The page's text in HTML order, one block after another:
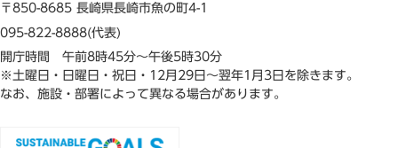
〒850-8685 長崎県長崎市魚の町4-1
095-822-8888(代表)
開庁時間 午前8時45分～午後5時30分
※土曜日・日曜日・祝日・12月29日～翌年1月3日を除きます。
なお、施設・部署によって異なる場合があります。